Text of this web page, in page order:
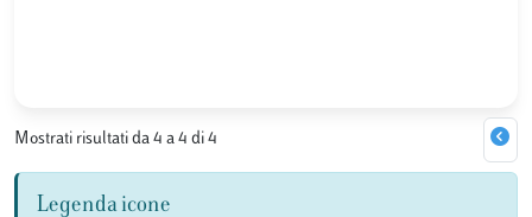
Mostrati risultati da 4 a 4 di 4
Legenda icone